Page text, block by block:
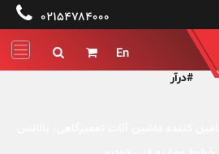
 ۰۲۱۵۴۷۸۴۰۰۰
En


#درآر